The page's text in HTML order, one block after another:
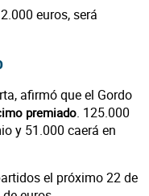
euros, será
afirmó que el Gordo
premiado. 125.000
y 51.000 caerá en
el próximo 22 de